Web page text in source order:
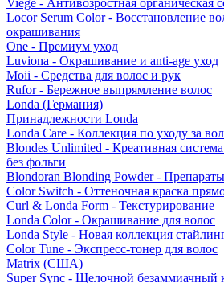
Viege - Антивозростная органическая
Locor Serum Color - Восстановление
окрашивания
One - Премиум уход
Luviona - Окрашивание и anti-age уход
Moii - Средства для волос и рук
Rufor - Бережное выпрямление волос
Londa (Германия)
Принадлежности Londa
Londa Care - Коллекция по уходу за
Blondes Unlimited - Креативная
без фольги
Blondoran Blonding Powder -
Color Switch - Оттеночная краска
Curl & Londa Form - Текстурирование
Londa Color - Окрашивание для волос
Londa Style - Новая коллекция
Color Tune - Экспресс-тонер для волос
Matrix (США)
Super Sync - Щелочной безаммиачный